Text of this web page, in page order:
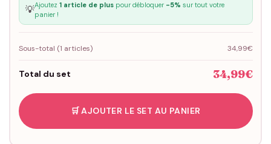
💡Ajoutez 1 article de pluspour débloquer -5% sur tout votre
panier !
Sous-total (1 articles) 34,99€
Total du set 34,99€
🛒 AJOUTER LE SET AU PANIER